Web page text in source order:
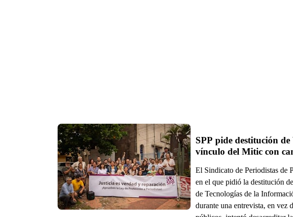
SPP pide destitución
vínculo del Mitic con
El Sindicato de Periodistas de
en el que pidió la destitución
de Tecnologías de la
durante una entrevista, en vez